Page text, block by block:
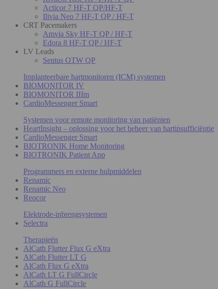
Acticor 7 HF-T QP/HF-T
Ilivia Neo 7 HF-T QP / HF-T
CRT Pacemakers
Amvia Sky HF-T QP / HF-T
Edora 8 HF-T QP / HF-T
LV Leads
Sentus OTW QP
Implanteerbare hartmonitoren (ICM) systemen
BIOMONITOR IV
BIOMONITOR IIIm
CardioMessenger Smart
Systemen voor remote monitoring van patiënten
HeartInsight – oplossing voor het beheer van hartinsufficiëntie
CardioMessenger Smart
BIOTRONIK Home Monitoring
BIOTRONIK Patient App
Programmers en externe hulpmiddelen
Renamic
Renamic Neo
Reocor
Elektrode-inbrengsystemen
Selectra
Therapieën
AlCath Flutter Flux G eXtra
AlCath Flutter LT G
AlCath Flux G eXtra
AlCath LT G FullCircle
AlCath G FullCircle